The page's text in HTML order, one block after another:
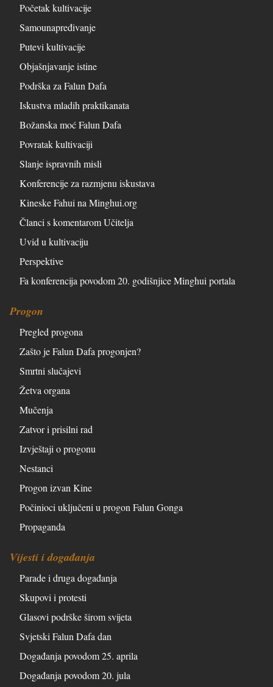
Početak kultivacije
Samounapređivanje
Putevi kultivacije
Objašnjavanje istine
Podrška za Falun Dafa
Iskustva mladih praktikanata
Božanska moć Falun Dafa
Povratak kultivaciji
Slanje ispravnih misli
Konferencije za razmjenu iskustava
Kineske Fahui na Minghui.org
Članci s komentarom Učitelja
Uvid u kultivaciju
Perspektive
Fa konferencija povodom 20. godišnjice Minghui portala
Progon
Pregled progona
Zašto je Falun Dafa progonjen?
Smrtni slučajevi
Žetva organa
Mučenja
Zatvor i prisilni rad
Izvještaji o progonu
Nestanci
Progon izvan Kine
Počinioci uključeni u progon Falun Gonga
Propaganda
Vijesti i događanja
Parade i druga događanja
Skupovi i protesti
Glasovi podrške širom svijeta
Svjetski Falun Dafa dan
Događanja povodom 25. aprila
Događanja povodom 20. jula